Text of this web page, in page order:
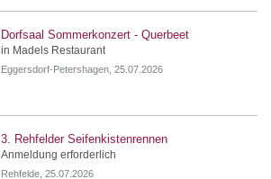
Dorfsaal Sommerkonzert - Querbeet
in Madels Restaurant
Eggersdorf-Petershagen, 25.07.2026
3. Rehfelder Seifenkistenrennen
Anmeldung erforderlich
Rehfelde, 25.07.2026